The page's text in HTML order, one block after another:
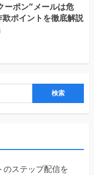
ーポン”メールは危
ポイントを徹底解説
のステップ配信を